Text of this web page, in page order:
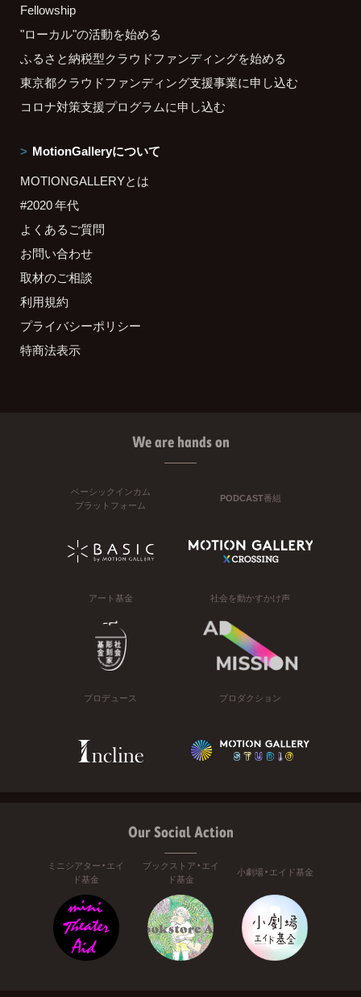
Fellowship
"ローカル"の活動を始める
ふるさと納税型クラウドファンディングを始める
東京都クラウドファンディング支援事業に申し込む
コロナ対策支援プログラムに申し込む
MotionGalleryについて
MOTIONGALLERYとは
#2020 年代
よくあるご質問
お問い合わせ
取材のご相談
利用規約
プライバシーポリシー
特商法表示
We are hands on
ベーシックインカム
プラットフォーム
PODCAST番組
アート基金 社会を動かすかけ声
プロデュース プロダクション
Our Social Action
ミニシアター・エイ
ド基金
ブックストア・エイ
ド基金
小劇場・エイド基金